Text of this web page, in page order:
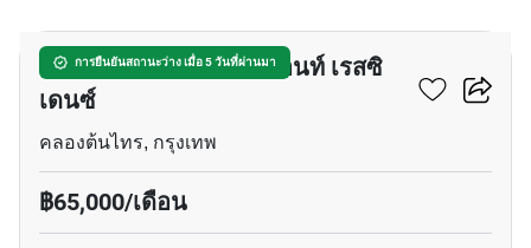
การยืนยันสถานะว่าง เมื่อ 5 วันที่ผ่านมา
แมกโนเลียส์ วอเตอร์ฟรอนท์ เรสซิ
เดนซ์
คลองต้นไทร, กรุงเทพ
฿65,000/เดือน